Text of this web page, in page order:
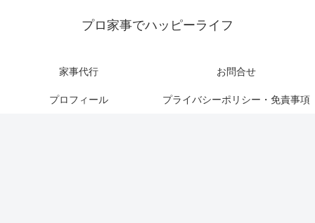
プロ家事でハッピーライフ
家事代行 お問合せ
プロフィール プライバシーポリシー・免責事項